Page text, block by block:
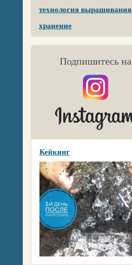
технология выращивания
хранение
Подпишитесь на
Кейкинг